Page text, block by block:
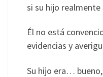
si su hijo realmente
Él no está
evidencias y
Su hijo era…